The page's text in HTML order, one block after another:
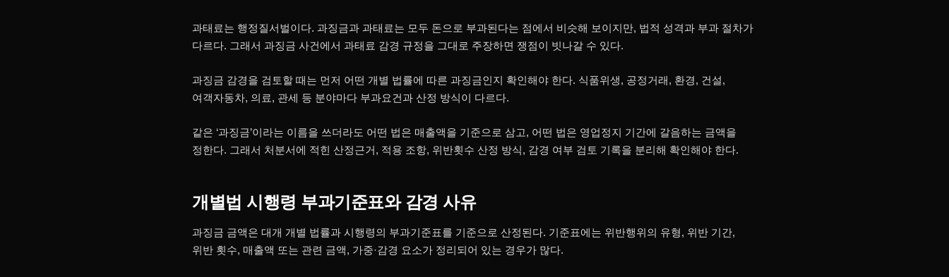
과태료는 행정질서벌이다. 과징금과 과태료는 모두 돈으로 부과된다는 점에서 비슷해 보이지만, 법적 성격과 부과 절차가
다르다. 그래서 과징금 사건에서 과태료 감경 규정을 그대로 주장하면 쟁점이 빗나갈 수 있다.
과징금 감경을 검토할 때는 먼저 어떤 개별 법률에 따른 과징금인지 확인해야 한다. 식품위생, 공정거래, 환경, 건설,
여객자동차, 의료, 관세 등 분야마다 부과요건과 산정 방식이 다르다.
같은 ‘과징금’이라는 이름을 쓰더라도 어떤 법은 매출액을 기준으로 삼고, 어떤 법은 영업정지 기간에 갈음하는 금액을
정한다. 그래서 처분서에 적힌 산정근거, 적용 조항, 위반횟수 산정 방식, 감경 여부 검토 기록을 분리해 확인해야 한다.
개별법 시행령 부과기준표와 감경 사유
과징금 금액은 대개 개별 법률과 시행령의 부과기준표를 기준으로 산정된다. 기준표에는 위반행위의 유형, 위반 기간,
위반 횟수, 매출액 또는 관련 금액, 가중·감경 요소가 정리되어 있는 경우가 많다.